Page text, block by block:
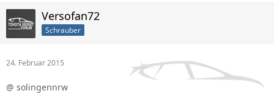
Versofan72
Schrauber
24. Februar 2015
@ solingennrw